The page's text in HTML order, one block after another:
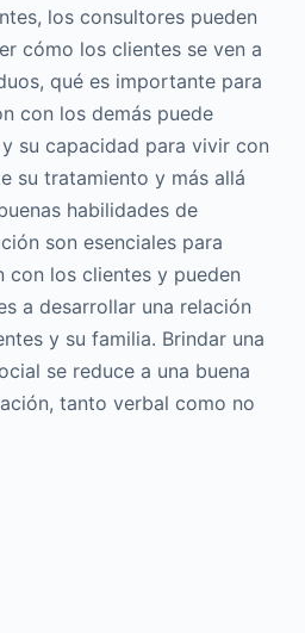
los consultores pueden
cómo los clientes se ven a
qué es importante para
con los demás puede
su capacidad para vivir con
su tratamiento y más allá
habilidades de
son esenciales para
con los clientes y pueden
a desarrollar una relación
y su familia. Brindar una
se reduce a una buena
tanto verbal como no